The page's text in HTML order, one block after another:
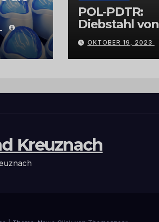
POL-PDTR:
Diebstahl von
Grabschmuck
OKTOBER 19, 2023
Kreuznach